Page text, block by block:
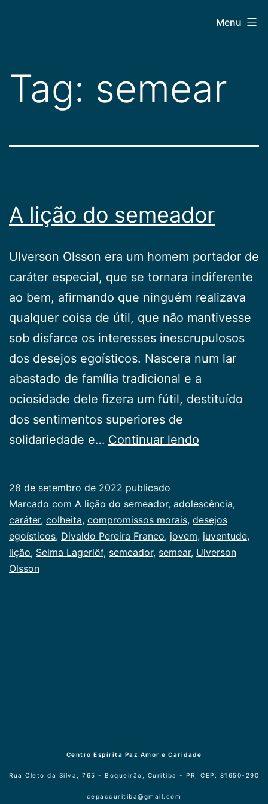
conteúdo
Menu
Tag: semear
A lição do semeador
Ulverson Olsson era um homem portador de
caráter especial, que se tornara indiferente
ao bem, afirmando que ninguém realizava
qualquer coisa de útil, que não mantivesse
sob disfarce os interesses inescrupulosos
dos desejos egoísticos. Nascera num lar
abastado de família tradicional e a
ociosidade dele fizera um fútil, destituído
dos sentimentos superiores de
solidariedade e… Continuar lendo
semeador
28 de setembro de 2022 publicado
Categorizado
como
Juventude
Marcado com A lição do semeador, adolescência,
caráter, colheita, compromissos morais, desejos
egoísticos, Divaldo Pereira Franco, jovem, juventude,
lição, Selma Lagerlöf, semeador, semear, Ulverson
Olsson
Centro Espírita Paz Amor e Caridade
Rua Cleto da Silva, 765 - Boqueirão, Curitiba - PR, CEP: 81650-290
cepaccuritiba@gmail.com